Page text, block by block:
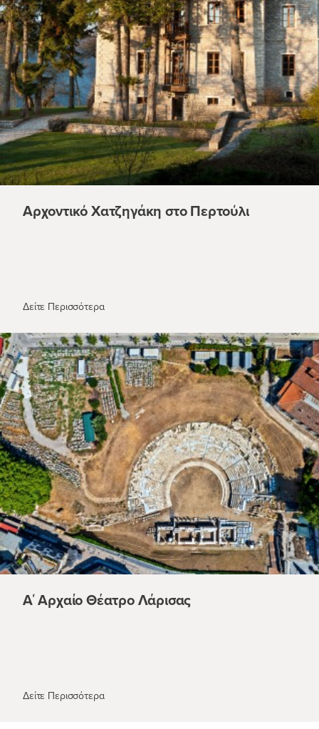
Αρχοντικό Χατζηγάκη στο Περτούλι
Δείτε ΠερισσότεραΑρχοντικό Χατζηγάκη στο Περτούλι
Α΄ Αρχαίο Θέατρο Λάρισας
Δείτε ΠερισσότεραΑ΄ Αρχαίο Θέατρο Λάρισας